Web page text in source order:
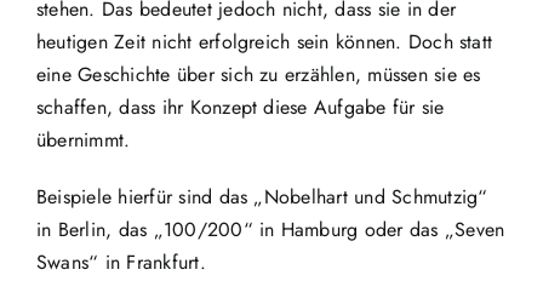
stehen. Das bedeutet jedoch nicht, dass sie in der
heutigen Zeit nicht erfolgreich sein können. Doch statt
eine Geschichte über sich zu erzählen, müssen sie es
schaffen, dass ihr Konzept diese Aufgabe für sie
übernimmt.
Beispiele hierfür sind das „Nobelhart und Schmutzig“
in Berlin, das „100/200“ in Hamburg oder das „Seven
Swans“ in Frankfurt.